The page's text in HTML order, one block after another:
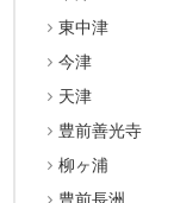
東中津
今津
天津
豊前善光寺
柳ヶ浦
豊前長洲